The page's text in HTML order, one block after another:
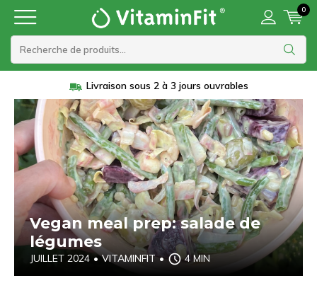
0
Livraison sous 2 à 3 jours ouvrables
Vegan meal prep: salade de
légumes
JUILLET 2024 • VITAMINFIT • 4 MIN